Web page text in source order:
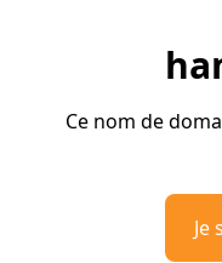
Ce nom de
Je